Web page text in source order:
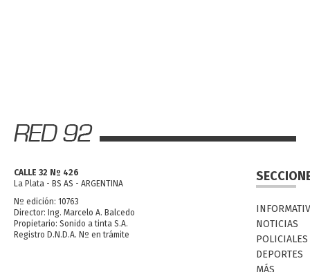
CALLE 32 Nº 426
La Plata - BS AS - ARGENTINA
Nº edición: 10763
Director: Ing. Marcelo A. Balcedo
Propietario: Sonido a tinta S.A.
Registro D.N.D.A. Nº en trámite
NOTICIAS
POLICIALES
DEPORTES
MÁS